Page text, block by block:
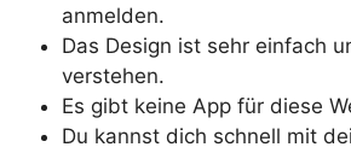
anmelden.
Das Design ist sehr einfach
verstehen.
Es gibt keine App für diese
Du kannst dich schnell mit